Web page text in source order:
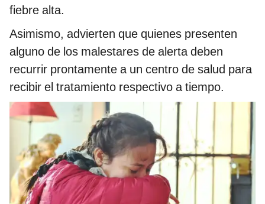
fiebre alta.
Asimismo, advierten que quienes presenten
alguno de los malestares de alerta deben
recurrir prontamente a un centro de salud para
recibir el tratamiento respectivo a tiempo.